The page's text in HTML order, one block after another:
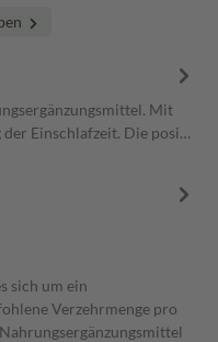
Mit
Einschlafzeit. Die posi…
sich um ein
Verzehrmenge pro